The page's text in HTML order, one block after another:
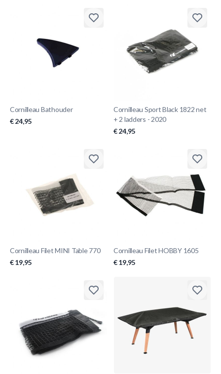
Cornilleau Bathouder
€ 24,95
Cornilleau Sport Black 1822 net
+ 2 ladders - 2020
€ 24,95
Cornilleau Filet MINI Table 770
€ 19,95
Cornilleau Filet HOBBY 1605
€ 19,95